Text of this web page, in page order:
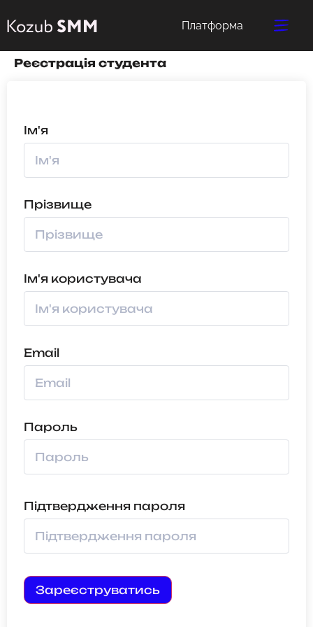
Платформа
Реєстрація студента
Ім'я
Прізвище
Ім'я користувача
Email
Пароль
Підтвердження пароля
Зареєструватись